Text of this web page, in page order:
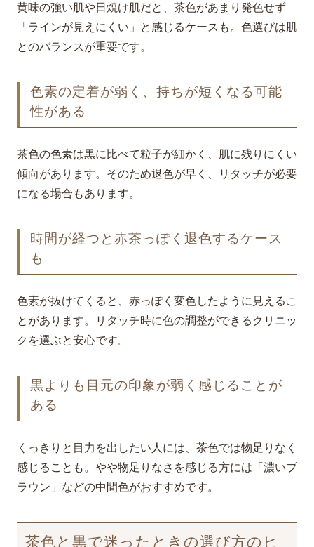
黄味の強い肌や日焼け肌だと、茶色があまり発色せず
「ラインが見えにくい」と感じるケースも。色選びは肌
とのバランスが重要です。
色素の定着が弱く、持ちが短くなる可能
性がある
茶色の色素は黒に比べて粒子が細かく、肌に残りにくい
傾向があります。そのため退色が早く、リタッチが必要
になる場合もあります。
時間が経つと赤茶っぽく退色するケース
も
色素が抜けてくると、赤っぽく変色したように見えるこ
とがあります。リタッチ時に色の調整ができるクリニッ
クを選ぶと安心です。
黒よりも目元の印象が弱く感じることが
ある
くっきりと目力を出したい人には、茶色では物足りなく
感じることも。やや物足りなさを感じる方には「濃いブ
ラウン」などの中間色がおすすめです。
茶色と黒で迷ったときの選び方のヒ